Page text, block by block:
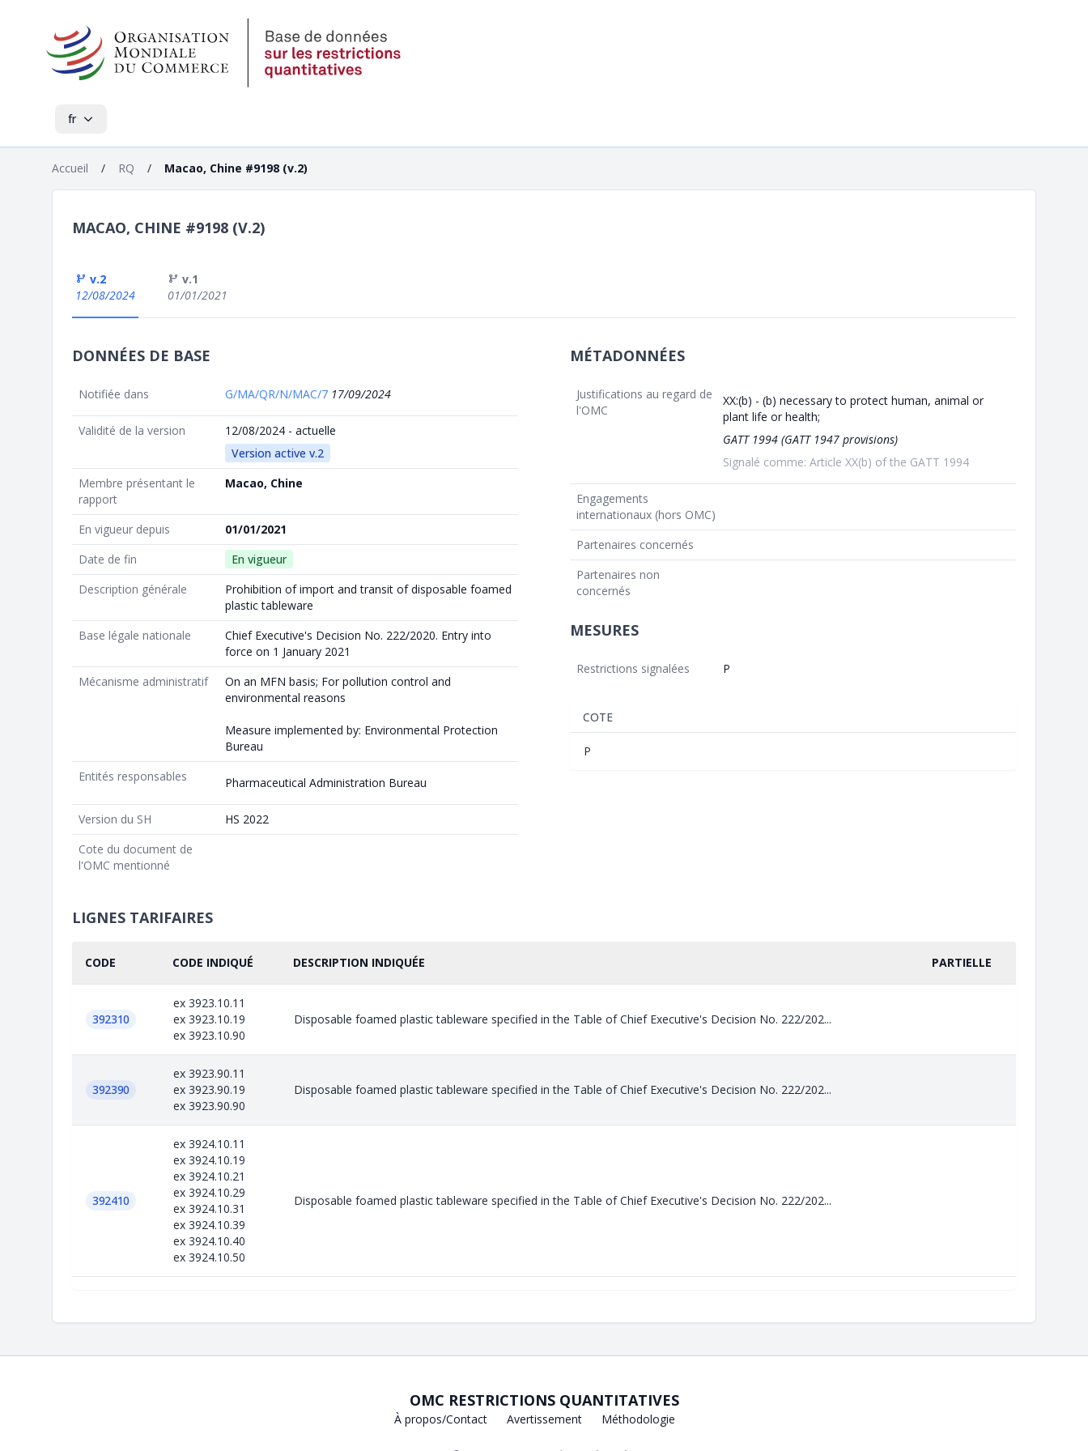
fr
Accueil / RQ / Macao, Chine #9198 (v.2)
MACAO, CHINE #9198 (V.2)
v.2
12/08/2024
v.1
01/01/2021
DONNÉES DE BASE
Notifiée dans G/MA/QR/N/MAC/7 17/09/2024
Validité de la version
12/08/2024 - actuelle
Version active v.2
Membre présentant le
rapport
Macao, Chine
En vigueur depuis
01/01/2021
Date de fin
En vigueur
Description générale
Prohibition of import and transit of disposable foamed
plastic tableware
Base légale nationale
Chief Executive's Decision No. 222/2020. Entry into
force on 1 January 2021
Mécanisme administratif
On an MFN basis; For pollution control and
environmental reasons
Measure implemented by: Environmental Protection
Bureau
Entités responsables
Pharmaceutical Administration Bureau
Version du SH
HS 2022
Cote du document de
l'OMC mentionné
MÉTADONNÉES
Justifications au regard de
l'OMC
XX:(b) - (b) necessary to protect human, animal or
plant life or health;
GATT 1994 (GATT 1947 provisions)
Signalé comme: Article XX(b) of the GATT 1994
Engagements
internationaux (hors OMC)
Partenaires concernés
Partenaires non
concernés
MESURES
Restrictions signalées P
COTE
P
LIGNES TARIFAIRES
CODE CODE INDIQUÉ DESCRIPTION INDIQUÉE PARTIELLE
392310
ex 3923.10.11
ex 3923.10.19
ex 3923.10.90
Disposable foamed plastic tableware specified in the Table of Chief Executive's Decision No. 222/202...
392390
ex 3923.90.11
ex 3923.90.19
ex 3923.90.90
Disposable foamed plastic tableware specified in the Table of Chief Executive's Decision No. 222/202...
392410
ex 3924.10.11
ex 3924.10.19
ex 3924.10.21
ex 3924.10.29
ex 3924.10.31
ex 3924.10.39
ex 3924.10.40
ex 3924.10.50
Disposable foamed plastic tableware specified in the Table of Chief Executive's Decision No. 222/202...
OMC RESTRICTIONS QUANTITATIVES
À propos/Contact Avertissement Méthodologie